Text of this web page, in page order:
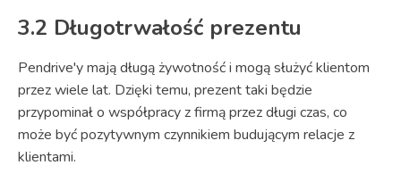
3.2 Długotrwałość prezentu
Pendrive'y mają długą żywotność i mogą służyć klientom
przez wiele lat. Dzięki temu, prezent taki będzie
przypominał o współpracy z firmą przez długi czas, co
może być pozytywnym czynnikiem budującym relacje z
klientami.